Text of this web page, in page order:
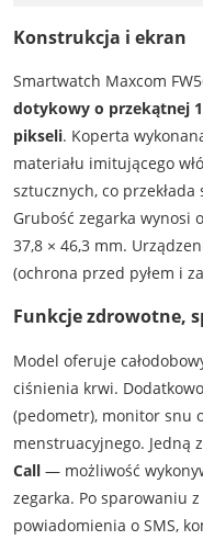
Konstrukcja i ekran
Smartwatch Maxcom
dotykowy o przekątnej
pikseli. Koperta
materiału imitującego
sztucznych, co przekłada
Grubość zegarka wynosi
37,8 × 46,3 mm.
(ochrona przed pyłem i
Funkcje zdrowotne,
Model oferuje
ciśnienia krwi.
(pedometr), monitor snu
menstruacyjnego. Jedną
Call— możliwość
zegarka. Po sparowaniu
powiadomienia o SMS,